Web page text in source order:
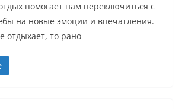
помогает нам переключиться с
на новые эмоции и впечатления.
отдыхает, то рано